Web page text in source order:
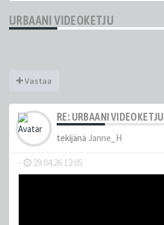
URBAANI VIDEOKETJU
Vastaa
RE: URBAANI VIDEOKETJU
tekijänä Janne_H
- 29.04.26 12:05